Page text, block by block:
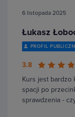
6 listopada 2025
Łukasz
PROFIL
3.8
Kurs jest bardzo
spacji po
sprawdzenia -